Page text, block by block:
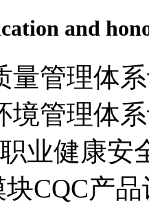
and
量管理体
境管理体
业健康
CQC产